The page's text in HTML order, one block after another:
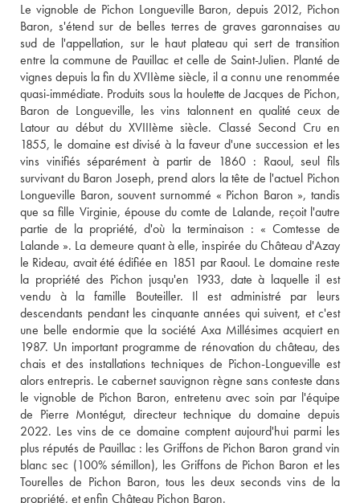
Le vignoble de Pichon Longueville Baron, depuis 2012, Pichon
Baron, s'étend sur de belles terres de graves garonnaises au
sud de l'appellation, sur le haut plateau qui sert de transition
entre la commune de Pauillac et celle de Saint-Julien. Planté de
vignes depuis la fin du XVIIème siècle, il a connu une renommée
quasi-immédiate. Produits sous la houlette de Jacques de Pichon,
Baron de Longueville, les vins talonnent en qualité ceux de
Latour au début du XVIIIème siècle. Classé Second Cru en
1855, le domaine est divisé à la faveur d'une succession et les
vins vinifiés séparément à partir de 1860 : Raoul, seul fils
survivant du Baron Joseph, prend alors la tête de l'actuel Pichon
Longueville Baron, souvent surnommé « Pichon Baron », tandis
que sa fille Virginie, épouse du comte de Lalande, reçoit l'autre
partie de la propriété, d'où la terminaison : « Comtesse de
Lalande ». La demeure quant à elle, inspirée du Château d'Azay
le Rideau, avait été édifiée en 1851 par Raoul. Le domaine reste
la propriété des Pichon jusqu'en 1933, date à laquelle il est
vendu à la famille Bouteiller. Il est administré par leurs
descendants pendant les cinquante années qui suivent, et c'est
une belle endormie que la société Axa Millésimes acquiert en
1987. Un important programme de rénovation du château, des
chais et des installations techniques de Pichon-Longueville est
alors entrepris. Le cabernet sauvignon règne sans conteste dans
le vignoble de Pichon Baron, entretenu avec soin par l'équipe
de Pierre Montégut, directeur technique du domaine depuis
2022. Les vins de ce domaine comptent aujourd'hui parmi les
plus réputés de Pauillac : les Griffons de Pichon Baron grand vin
blanc sec (100% sémillon), les Griffons de Pichon Baron et les
Tourelles de Pichon Baron, tous les deux seconds vins de la
propriété, et enfin Château Pichon Baron.